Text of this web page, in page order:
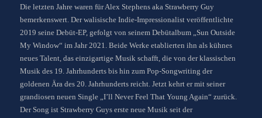
Die letzten Jahre waren für Alex Stephens aka Strawberry Guy
bemerkenswert. Der walisische Indie-Impressionalist veröffentlichte
2019 seine Debüt-EP, gefolgt von seinem Debütalbum „Sun Outside
My Window“ im Jahr 2021. Beide Werke etablierten ihn als kühnes
neues Talent, das einzigartige Musik schafft, die von der klassischen
Musik des 19. Jahrhunderts bis hin zum Pop-Songwriting der
goldenen Ära des 20. Jahrhunderts reicht. Jetzt kehrt er mit seiner
grandiosen neuen Single „I’ll Never Feel That Young Again“ zurück.
Der Song ist Strawberry Guys erste neue Musik seit der